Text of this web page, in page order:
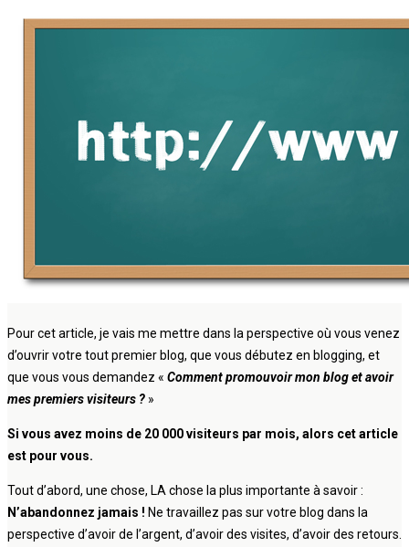
Pour cet article, je vais me mettre dans la perspective où vous venez
d’ouvrir votre tout premier blog, que vous débutez en blogging, et
que vous vous demandez « Comment promouvoir mon blog et avoir
mes premiers visiteurs ? »
Si vous avez moins de 20 000 visiteurs par mois, alors cet article
est pour vous.
Tout d’abord, une chose, LA chose la plus importante à savoir :
N’abandonnez jamais ! Ne travaillez pas sur votre blog dans la
perspective d’avoir de l’argent, d’avoir des visites, d’avoir des retours.